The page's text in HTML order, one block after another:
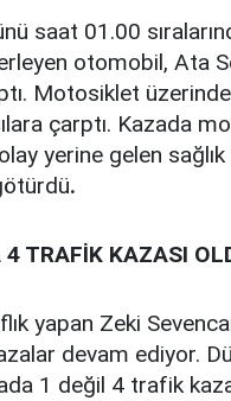
saat 01.00
otomobil, Ata
Motosiklet
çarptı. Kazada
yerine gelen sağlık
.
TRAFİK KAZASI
yapan Zeki
devam ediyor.
1 değil 4 trafik